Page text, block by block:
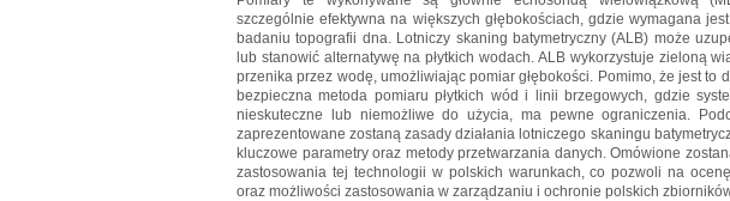
szczególnie efektywna na większych głębokościach, gdzie wymagana
badaniu topografii dna. Lotniczy skaning batymetryczny (ALB) może
lub stanowić alternatywę na płytkich wodach. ALB wykorzystuje zieloną
przenika przez wodę, umożliwiając pomiar głębokości. Pomimo, że jest to
bezpieczna metoda pomiaru płytkich wód i linii brzegowych, gdzie
nieskuteczne lub niemożliwe do użycia, ma pewne ograniczenia.
zaprezentowane zostaną zasady działania lotniczego skaningu
kluczowe parametry oraz metody przetwarzania danych. Omówione
zastosowania tej technologii w polskich warunkach, co pozwoli na
oraz możliwości zastosowania w zarządzaniu i ochronie polskich